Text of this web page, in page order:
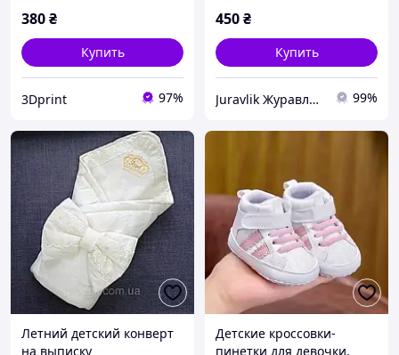
380₴
Купить
3Dprint 97%
450₴
Купить
Juravlik Журавлик интернет магазин детских товаров 99%
Летний детский конверт
на выписку
Детские кроссовки-
пинетки для девочки,